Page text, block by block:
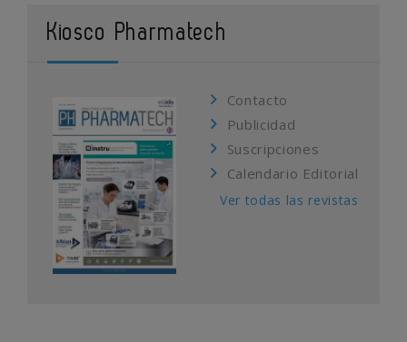
Kiosco Pharmatech
Contacto
Publicidad
Suscripciones
Calendario Editorial
Ver todas las revistas